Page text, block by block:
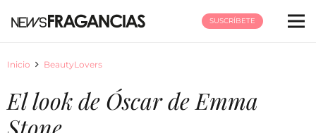
SUSCRÍBETE
Inicio BeautyLovers
El look de Óscar de Emma